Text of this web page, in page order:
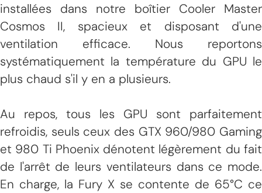
installées dans notre boîtier Cooler Master
Cosmos II, spacieux et disposant d'une
ventilation efficace. Nous reportons
systématiquement la température du GPU le
plus chaud s'il y en a plusieurs.
Au repos, tous les GPU sont parfaitement
refroidis, seuls ceux des GTX 960/980 Gaming
et 980 Ti Phoenix dénotent légèrement du fait
de l'arrêt de leurs ventilateurs dans ce mode.
En charge, la Fury X se contente de 65°C ce